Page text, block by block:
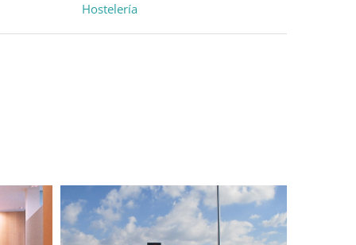
Hostelería